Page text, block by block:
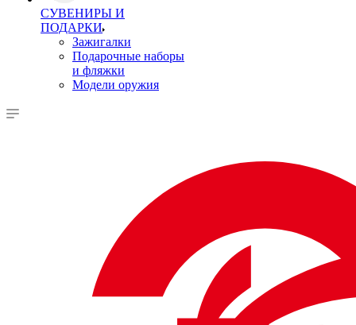
СУВЕНИРЫ И
ПОДАРКИ
Зажигалки
Подарочные наборы
и фляжки
Модели оружия